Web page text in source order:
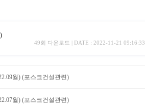
49회 다운로드 | DATE : 2022-11-21 09:16:33
월) (포스코건설관련)
월) (포스코건설관련)